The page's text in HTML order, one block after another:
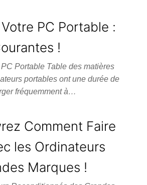
PC Portable :
!
Portable Table des matières
portables ont une durée de
fréquemment à…
Comment Faire
les Ordinateurs
Marques !